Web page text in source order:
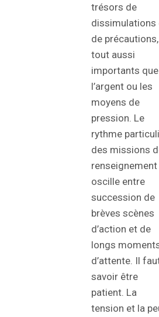
trésors de
dissimulations
de précautions,
tout aussi
importants que
l’argent ou les
moyens de
pression. Le
rythme
des missions
renseignement
oscille entre
succession de
brèves scènes
d’action et de
longs
d’attente. Il
savoir être
patient. La
tension et la